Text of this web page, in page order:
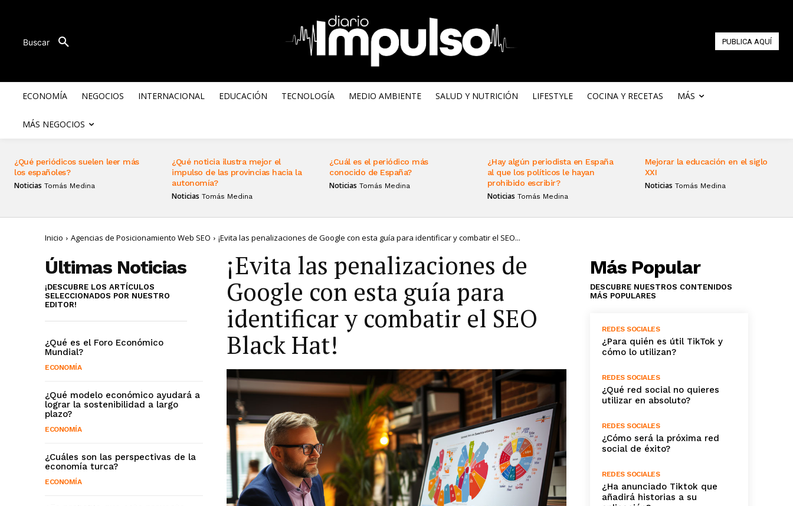
Buscar PUBLICA AQUÍ
ECONOMÍA NEGOCIOS INTERNACIONAL EDUCACIÓN TECNOLOGÍA MEDIO AMBIENTE SALUD Y NUTRICIÓN LIFESTYLE COCINA Y RECETAS MÁS
MÁS NEGOCIOS
¿Qué periódicos suelen leer más
los españoles?
Noticias Tomás Medina
¿Qué noticia ilustra mejor el
impulso de las provincias hacia la
autonomía?
Noticias Tomás Medina
¿Cuál es el periódico más
conocido de España?
Noticias Tomás Medina
¿Hay algún periodista en España
al que los políticos le hayan
prohibido escribir?
Noticias Tomás Medina
Mejorar la educación en el siglo
XXI
Noticias Tomás Medina
Inicio Agencias de Posicionamiento Web SEO ¡Evita las penalizaciones de Google con esta guía para identificar y combatir el SEO...
Últimas Noticias
¡DESCUBRE LOS ARTÍCULOS
SELECCIONADOS POR NUESTRO
EDITOR!
¿Qué es el Foro Económico
Mundial?
ECONOMÍA
¿Qué modelo económico ayudará a
lograr la sostenibilidad a largo
plazo?
ECONOMÍA
¿Cuáles son las perspectivas de la
economía turca?
ECONOMÍA
¡Evita las penalizaciones de
Google con esta guía para
identificar y combatir el SEO
Black Hat!
Más Popular
DESCUBRE NUESTROS CONTENIDOS
MÁS POPULARES
REDES SOCIALES
¿Para quién es útil TikTok y
cómo lo utilizan?
REDES SOCIALES
¿Qué red social no quieres
utilizar en absoluto?
REDES SOCIALES
¿Cómo será la próxima red
social de éxito?
REDES SOCIALES
¿Ha anunciado Tiktok que
añadirá historias a su